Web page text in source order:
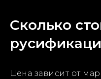
Сколько
Цена зависит от